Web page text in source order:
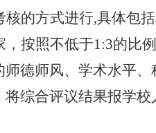
核的方式进行,具体包
，按照不低于1:3的比
德师风、学术水平
综合评议结果报学